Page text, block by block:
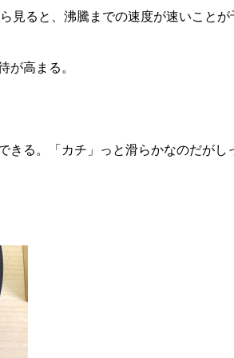
見ると、沸騰までの速度が速いことが
が高まる。
きる。「カチ」っと滑らかなのだがし